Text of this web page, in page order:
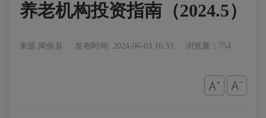
养老机构投资指南（2024.5）
来源:闽侯县 发布时间: 2024-06-03 16:33 浏览量：754